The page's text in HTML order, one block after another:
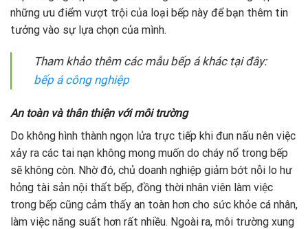
những ưu điểm vượt trội của loại bếp này để bạn thêm tin
tưởng vào sự lựa chọn của mình.
Tham khảo thêm các mẫu bếp á khác tại đây:
bếp á công nghiệp
An toàn và thân thiện với môi trường
Do không hình thành ngọn lửa trực tiếp khi đun nấu nên việc
xảy ra các tai nạn không mong muốn do cháy nổ trong bếp
sẽ không còn. Nhờ đó, chủ doanh nghiệp giảm bớt nỗi lo hư
hỏng tài sản nội thất bếp, đồng thời nhân viên làm việc
trong bếp cũng cảm thấy an toàn hơn cho sức khỏe cá nhân,
làm việc năng suất hơn rất nhiều. Ngoài ra, môi trường xung